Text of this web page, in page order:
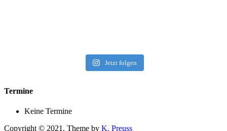
Jetzt folgen
Termine
Keine Termine
Copyright © 2021. Theme by K. Preuss